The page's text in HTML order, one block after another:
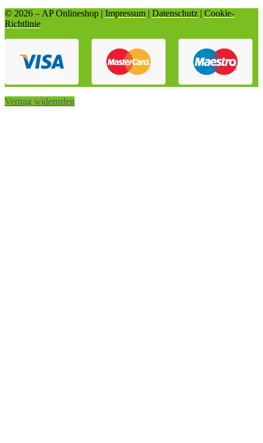
© 2026 – AP Onlineshop | Impressum | Datenschutz | Cookie-
Richtlinie
Vertrag widerrufen